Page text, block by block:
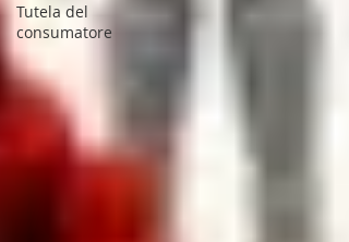
Tutela del
consumatore